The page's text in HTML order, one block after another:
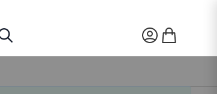
Rechercher
Mon compte
Mon panier